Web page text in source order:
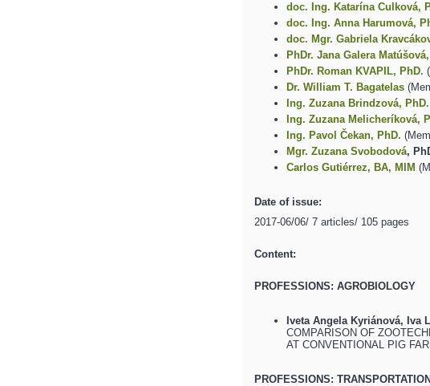
doc. Ing. Katarína Culková,
doc. Ing. Anna Harumová,
doc. Mgr. Gabriela
PhDr. Jana Galera
PhDr. Roman KVAPIL, PhD.
Dr. William T. Bagatelas
Ing. Zuzana Brindzová, PhD.
Ing. Zuzana Melicheríková,
Ing. Pavol Čekan, PhD.
Mgr. Zuzana Svobodová,
Carlos Gutiérrez, BA, MIM
Date of issue:
2017-06/06/ 7 articles/ 105 pages
Content:
PROFESSIONS: AGROBIOLOGY
Iveta Angela Kyriánová, Iva
COMPARISON OF
AT CONVENTIONAL PIG
PROFESSIONS: